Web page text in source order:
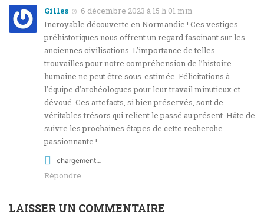
Gilles
6 décembre 2023 à 15 h 01 min
Incroyable découverte en Normandie ! Ces vestiges
préhistoriques nous offrent un regard fascinant sur les
anciennes civilisations. L’importance de telles
trouvailles pour notre compréhension de l’histoire
humaine ne peut être sous-estimée. Félicitations à
l’équipe d’archéologues pour leur travail minutieux et
dévoué. Ces artefacts, si bien préservés, sont de
véritables trésors qui relient le passé au présent. Hâte de
suivre les prochaines étapes de cette recherche
passionnante !
chargement…
Répondre
LAISSER UN COMMENTAIRE